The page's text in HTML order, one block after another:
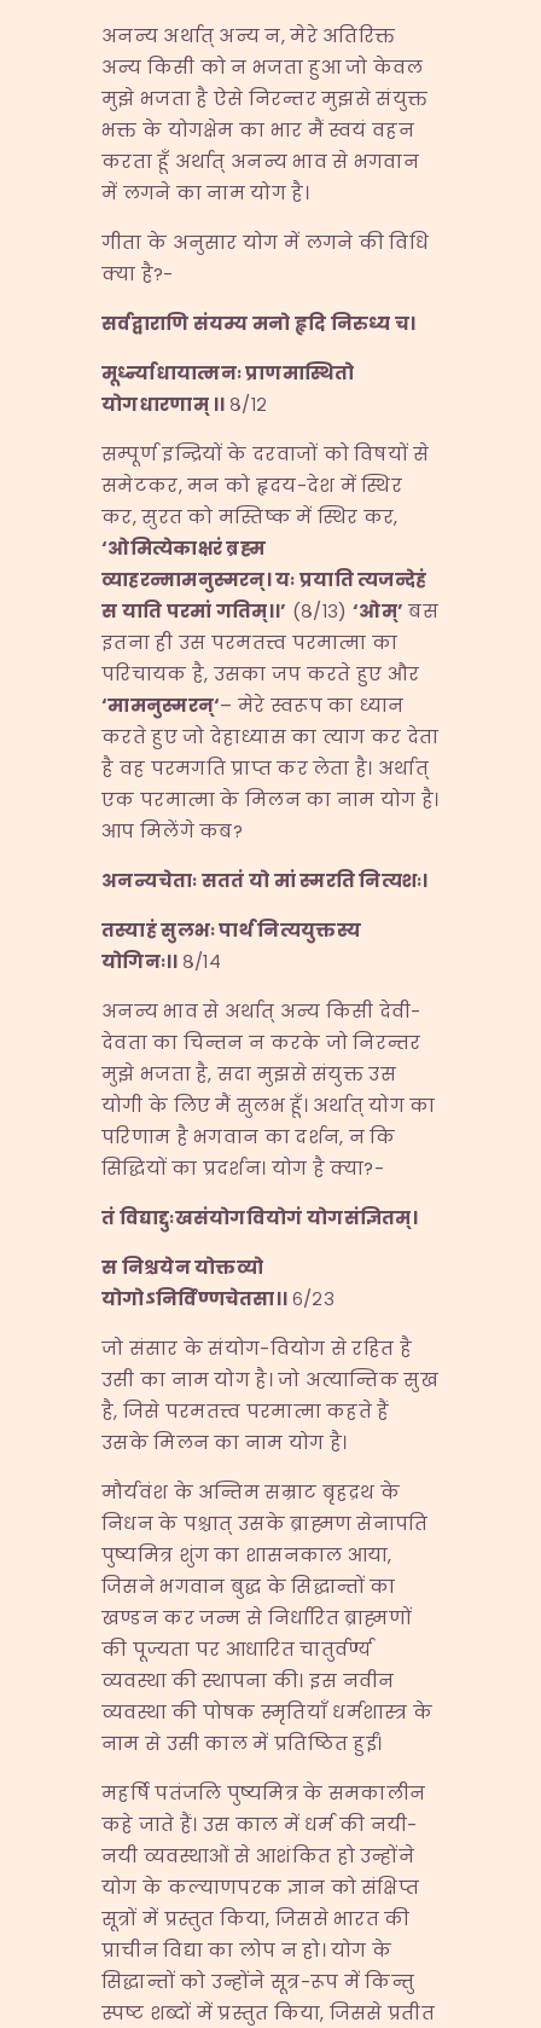
अनन्य अर्थात् अन्य न, मेरे अतिरिक्त
अन्य किसी को न भजता हुआ जो केवल
मुझे भजता है ऐसे निरन्तर मुझसे संयुक्त
भक्त के योगक्षेम का भार मैं स्वयं वहन
करता हूँ अर्थात् अनन्य भाव से भगवान
में लगने का नाम योग है।
गीता के अनुसार योग में लगने की विधि
क्या है?-
सर्वद्वाराणि संयम्य मनो हृदि निरुध्य च।
मूर्ध्न्याधायात्मनः प्राणमास्थितो
योगधारणाम् ।। ८/१२
सम्पूर्ण इन्द्रियों के दरवाजों को विषयों से
समेटकर, मन को हृदय-देश में स्थिर
कर, सुरत को मस्तिष्क में स्थिर कर,
‘ओमित्येकाक्षरं ब्रह्म
व्याहरन्मामनुस्मरन्। यः प्रयाति त्यजन्देहं
स याति परमां गतिम्।।’ (८/१३) ‘ओम्’ बस
इतना ही उस परमतत्त्व परमात्मा का
परिचायक है, उसका जप करते हुए और
‘मामनुस्मरन्‘– मेरे स्वरूप का ध्यान
करते हुए जो देहाध्यास का त्याग कर देता
है वह परमगति प्राप्त कर लेता है। अर्थात्
एक परमात्मा के मिलन का नाम योग है।
आप मिलेंगे कब?
अनन्यचेताः सततं यो मां स्मरति नित्यशः।
तस्याहं सुलभः पार्थ नित्ययुक्तस्य
योगिनः।। ८/१४
अनन्य भाव से अर्थात् अन्य किसी देवी-
देवता का चिन्तन न करके जो निरन्तर
मुझे भजता है, सदा मुझसे संयुक्त उस
योगी के लिए मैं सुलभ हूँ। अर्थात् योग का
परिणाम है भगवान का दर्शन, न कि
सिद्धियों का प्रदर्शन। योग है क्या?-
तं विद्याद्दुःखसंयोगवियोगं योगसंज्ञितम्।
स निश्चयेन योक्तव्यो
योगोऽनिर्विण्णचेतसा।।६/२३
जो संसार के संयोग-वियोग से रहित है
उसी का नाम योग है। जो अत्यान्तिक सुख
है, जिसे परमतत्त्व परमात्मा कहते हैं
उसके मिलन का नाम योग है।
मौर्यवंश के अन्तिम सम्राट बृहद्रथ के
निधन के पश्चात् उसके ब्राह्मण सेनापति
पुष्यमित्र शुंग का शासनकाल आया,
जिसने भगवान बुद्ध के सिद्धान्तों का
खण्डन कर जन्म से निर्धारित ब्राह्मणों
की पूज्यता पर आधारित चातुर्वर्ण्य
व्यवस्था की स्थापना की। इस नवीन
व्यवस्था की पोषक स्मृतियाँ धर्मशास्त्र के
नाम से उसी काल में प्रतिष्ठित हुईं।
महर्षि पतंजलि पुष्यमित्र के समकालीन
कहे जाते हैं। उस काल में धर्म की नयी-
नयी व्यवस्थाओं से आशंकित हो उन्होंने
योग के कल्याणपरक ज्ञान को संक्षिप्त
सूत्रों में प्रस्तुत किया, जिससे भारत की
प्राचीन विद्या का लोप न हो। योग के
सिद्धान्तों को उन्होंने सूत्र-रूप में किन्तु
स्पष्ट शब्दों में प्रस्तुत किया, जिससे प्रतीत